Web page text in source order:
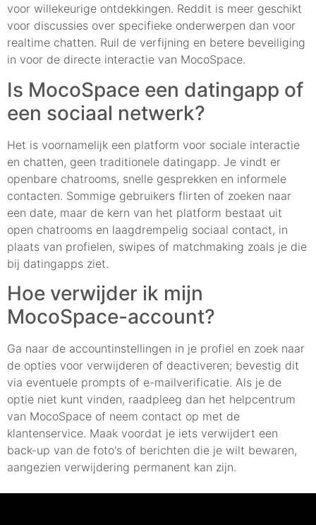
voor willekeurige ontdekkingen. Reddit is meer geschikt
voor discussies over specifieke onderwerpen dan voor
realtime chatten. Ruil de verfijning en betere beveiliging
in voor de directe interactie van MocoSpace.
Is MocoSpace een datingapp of
een sociaal netwerk?
Het is voornamelijk een platform voor sociale interactie
en chatten, geen traditionele datingapp. Je vindt er
openbare chatrooms, snelle gesprekken en informele
contacten. Sommige gebruikers flirten of zoeken naar
een date, maar de kern van het platform bestaat uit
open chatrooms en laagdrempelig sociaal contact, in
plaats van profielen, swipes of matchmaking zoals je die
bij datingapps ziet.
Hoe verwijder ik mijn
MocoSpace-account?
Ga naar de accountinstellingen in je profiel en zoek naar
de opties voor verwijderen of deactiveren; bevestig dit
via eventuele prompts of e-mailverificatie. Als je de
optie niet kunt vinden, raadpleeg dan het helpcentrum
van MocoSpace of neem contact op met de
klantenservice. Maak voordat je iets verwijdert een
back-up van de foto's of berichten die je wilt bewaren,
aangezien verwijdering permanent kan zijn.